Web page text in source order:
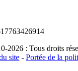
2026 : Tous droits
site - Portée de la